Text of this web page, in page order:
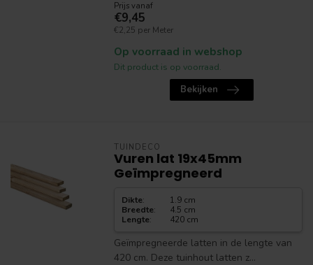
Prijs vanaf
€9,45
€2,25 per Meter
Op voorraad in webshop
Dit product is op voorraad.
Bekijken
TUINDECO
Vuren lat 19x45mm
Geïmpregneerd
Dikte:
1.9 cm
Breedte:
4.5 cm
Lengte: 420 cm
Geïmpregneerde latten in de lengte van
420 cm. Deze tuinhout latten z...